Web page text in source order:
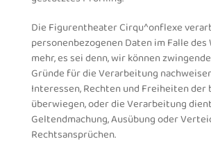
Die Figurentheater Cirqu^onflexe
personenbezogenen Daten im Falle
mehr, es sei denn, wir können
Gründe für die Verarbeitung
Interessen, Rechten und Freiheiten
überwiegen, oder die Verarbeitung
Geltendmachung, Ausübung oder
Rechtsansprüchen.